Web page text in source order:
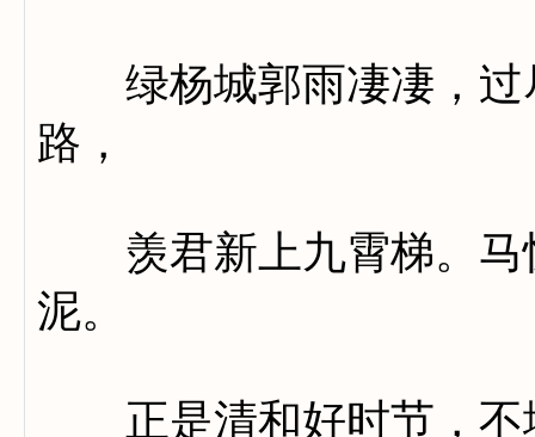
绿杨城郭雨凄凄，过
路，
羡君新上九霄梯。马
泥。
正是清和好时节，不